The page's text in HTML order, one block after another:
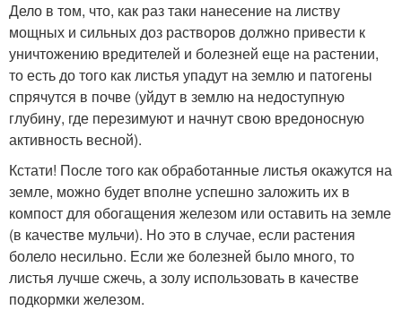
Дело в том, что, как раз таки нанесение на листву
мощных и сильных доз растворов должно привести к
уничтожению вредителей и болезней еще на растении,
то есть до того как листья упадут на землю и патогены
спрячутся в почве (уйдут в землю на недоступную
глубину, где перезимуют и начнут свою вредоносную
активность весной).
Кстати! После того как обработанные листья окажутся на
земле, можно будет вполне успешно заложить их в
компост для обогащения железом или оставить на земле
(в качестве мульчи). Но это в случае, если растения
болело несильно. Если же болезней было много, то
листья лучше сжечь, а золу использовать в качестве
подкормки железом.